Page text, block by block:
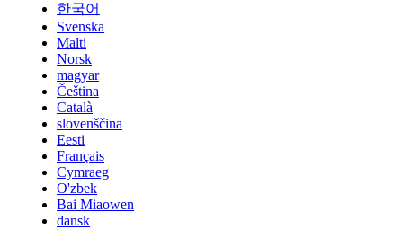
한국어
Svenska
Malti
Norsk
magyar
Čeština
Català
slovenščina
Eesti
Français
Cymraeg
O'zbek
Bai Miaowen
dansk